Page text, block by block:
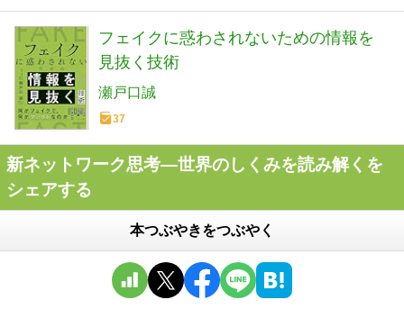
フェイクに惑わされないための情報を
見抜く技術
瀬戸口誠
37
新ネットワーク思考―世界のしくみを読み解くを
シェアする
本つぶやきをつぶやく